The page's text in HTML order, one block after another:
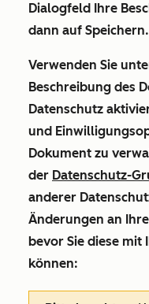
Dialogfeld Ihre
dann auf Speichern.
Verwenden Sie
Beschreibung des
Datenschutz
und
Dokument zu
der Datenschutz-
anderer
Änderungen an
bevor Sie diese
können: